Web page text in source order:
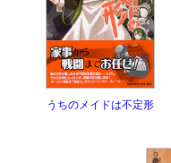
うちのメイドは不定形